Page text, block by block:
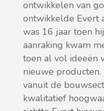
ontwikkelen van
ontwikkelde Evert
was 16 jaar toen
aanraking kwam
toen al vol ideeën
nieuwe producten.
vanuit de
kwalitatief